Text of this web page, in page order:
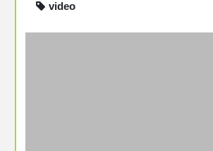
Video erneut
video